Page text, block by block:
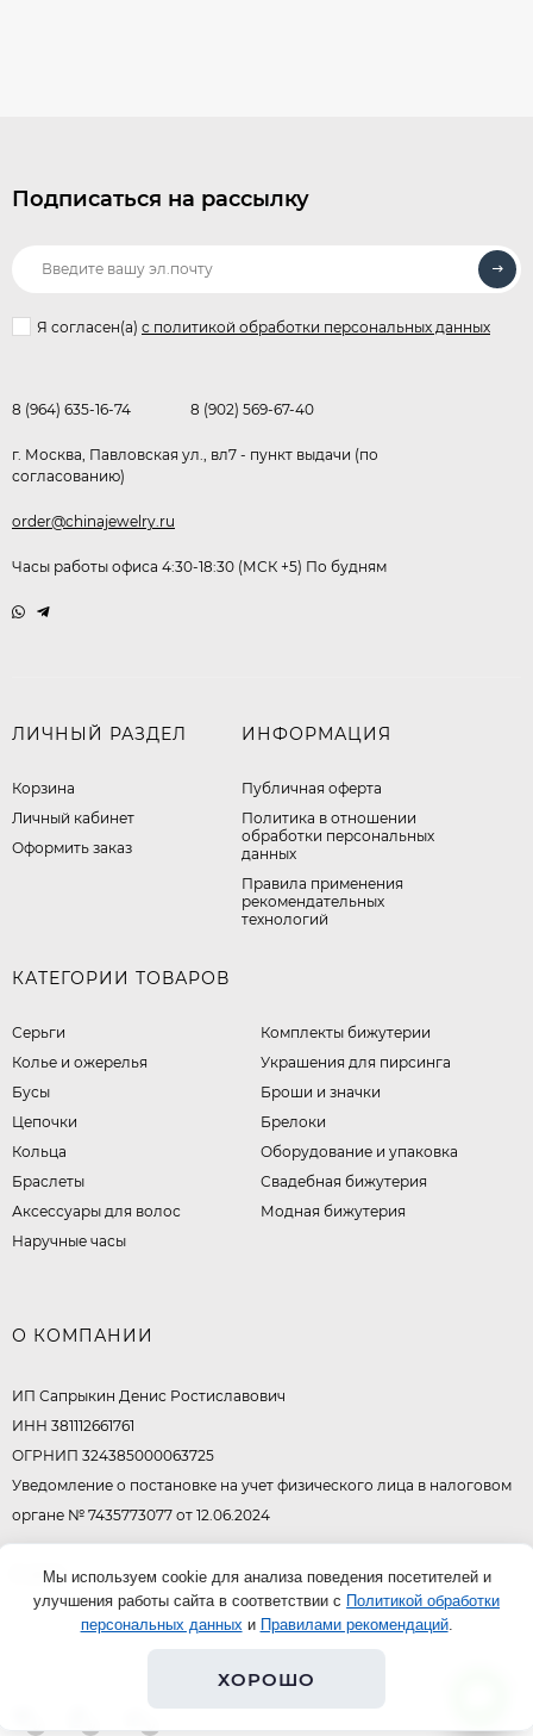
Подписаться на рассылку
Я согласен(a) с политикой обработки персональных данных
8 (964) 635-16-74 8 (902) 569-67-40
г. Москва, Павловская ул., вл7 - пункт выдачи (по
согласованию)
order@chinajewelry.ru
Часы работы офиса 4:30-18:30 (МСК +5) По будням
ЛИЧНЫЙ РАЗДЕЛ
Корзина
Личный кабинет
Оформить заказ
ИНФОРМАЦИЯ
Публичная оферта
​Политика в отношении
обработки персональных
данных
Правила применения
рекомендательных
технологий
КАТЕГОРИИ ТОВАРОВ
Серьги
Колье и ожерелья
Бусы
Цепочки
Кольца
Браслеты
Аксессуары для волос
Наручные часы
Комплекты бижутерии
Украшения для пирсинга
Броши и значки
Брелоки
Оборудование и упаковка
Свадебная бижутерия
Модная бижутерия
О КОМПАНИИ
ИП Сапрыкин Денис Ростиславович
ИНН 381112661761
ОГРНИП 324385000063725
Уведомление о постановке на учет физического лица в налоговом
органе № 7435773077 от 12.06.2024
© 2026Мы используем cookie для анализа поведения посетителей и
улучшения работы сайта в соответствии с Политикой обработки
персональных данных и Правилами рекомендаций.
ХОРОШО